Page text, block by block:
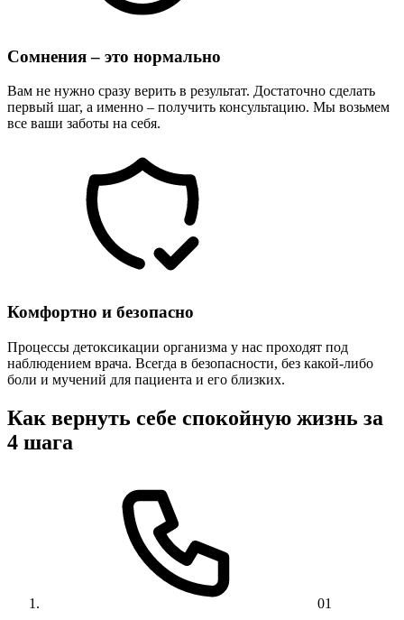
Сомнения – это нормально
Вам не нужно сразу верить в результат. Достаточно сделать
первый шаг, а именно – получить консультацию. Мы возьмем
все ваши заботы на себя.
Комфортно и безопасно
Процессы детоксикации организма у нас проходят под
наблюдением врача. Всегда в безопасности, без какой-либо
боли и мучений для пациента и его близких.
Как вернуть себе спокойную жизнь за
4 шага
01